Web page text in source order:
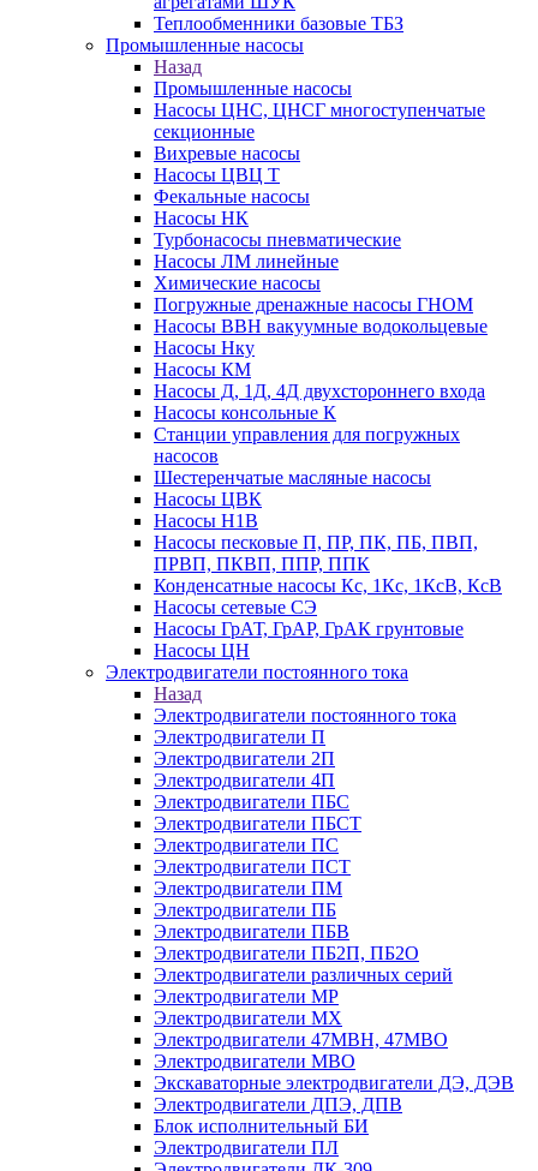
Теплообменники базовые ТБЗ
Промышленные насосы
Назад
Промышленные насосы
Насосы ЦНС, ЦНСГ многоступенчатые
секционные
Вихревые насосы
Насосы ЦВЦ Т
Фекальные насосы
Насосы НК
Турбонасосы пневматические
Насосы ЛМ линейные
Химические насосы
Погружные дренажные насосы ГНОМ
Насосы ВВН вакуумные водокольцевые
Насосы Нку
Насосы КМ
Насосы Д, 1Д, 4Д двухстороннего входа
Насосы консольные К
Станции управления для погружных
насосов
Шестеренчатые масляные насосы
Насосы ЦВК
Насосы Н1В
Насосы песковые П, ПР, ПК, ПБ, ПВП,
ПРВП, ПКВП, ППР, ППК
Конденсатные насосы Кс, 1Кс, 1КсВ, КсВ
Насосы сетевые СЭ
Насосы ГрАТ, ГрАР, ГрАК грунтовые
Насосы ЦН
Электродвигатели постоянного тока
Назад
Электродвигатели постоянного тока
Электродвигатели П
Электродвигатели 2П
Электродвигатели 4П
Электродвигатели ПБС
Электродвигатели ПБСТ
Электродвигатели ПС
Электродвигатели ПСТ
Электродвигатели ПМ
Электродвигатели ПБ
Электродвигатели ПБВ
Электродвигатели ПБ2П, ПБ2О
Электродвигатели различных серий
Электродвигатели МР
Электродвигатели MX
Электродвигатели 47MBH, 47МВО
Электродвигатели MBO
Экскаваторные электродвигатели ДЭ, ДЭВ
Электродвигатели ДПЭ, ДПВ
Блок исполнительный БИ
Электродвигатели ПЛ